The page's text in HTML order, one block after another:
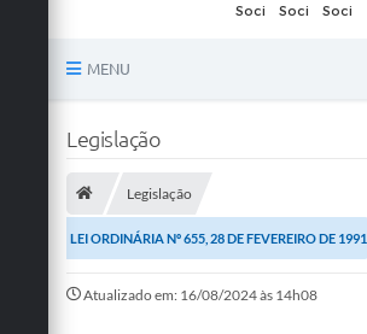
MENU
Publicações
A Prefeitura
Legislação
Legislação
LEI ORDINÁRIA Nº 655, 28 DE FEVEREIRO DE 1991
Atualizado em: 16/08/2024 às 14h08